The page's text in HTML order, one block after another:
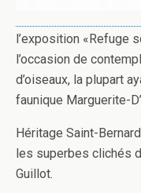
l’exposition «Refuge
l’occasion de
d’oiseaux, la plupart
faunique Marguerite-
Héritage Saint-
les superbes clichés
Guillot.